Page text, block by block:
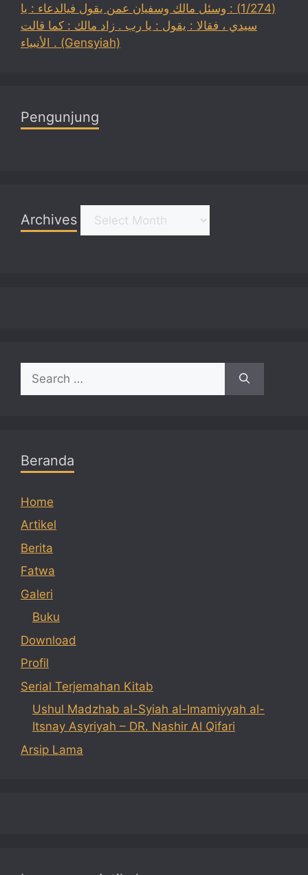
(1/274) : وسئل مالك وسفيان عمن يقول فيالدعاء : يا
سيدي ، فقالا : يقول : يا رب . زاد مالك : كما قالت
الأنبياء . (Gensyiah)
Pengunjung
Archives
for:
Beranda
Home
Artikel
Berita
Fatwa
Galeri
Buku
Download
Profil
Serial Terjemahan Kitab
Ushul Madzhab al-Syiah al-Imamiyyah al-
Itsnay Asyriyah – DR. Nashir Al Qifari
Arsip Lama